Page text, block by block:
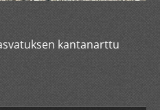
kantanarttu